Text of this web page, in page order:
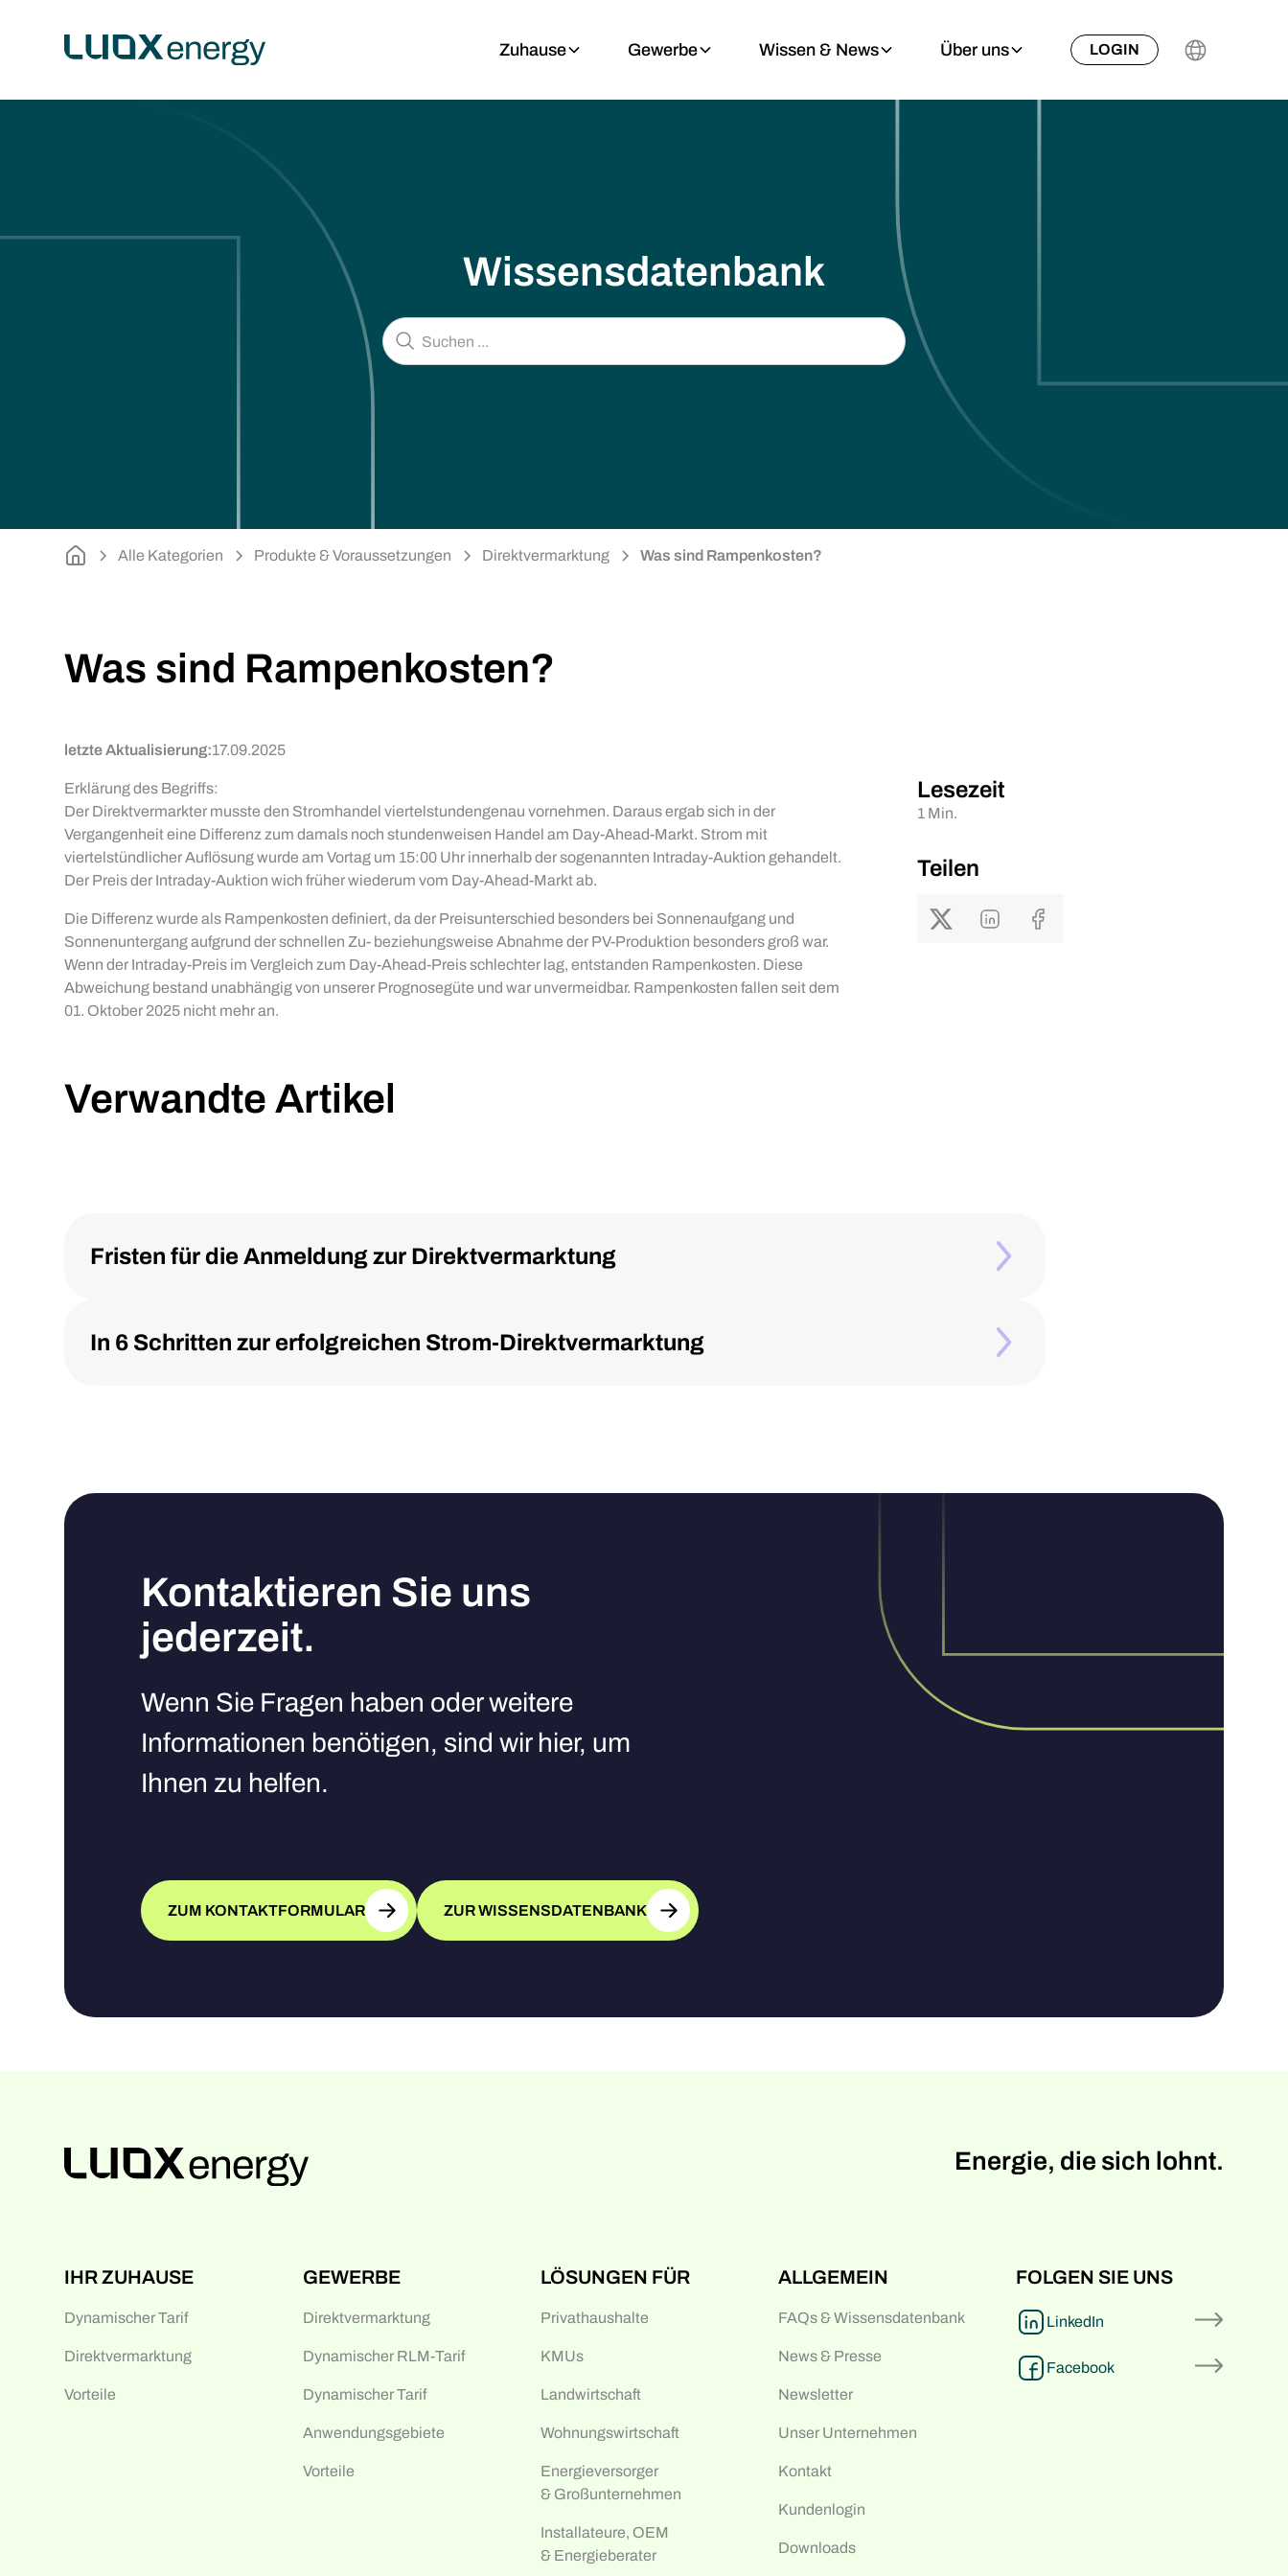
Zuhause Gewerbe Wissen & News Über uns LOGIN
Wissensdatenbank
Alle Kategorien Produkte & Voraussetzungen Direktvermarktung Was sind Rampenkosten?
Was sind Rampenkosten?
letzte Aktualisierung:17.09.2025
Erklärung des Begriffs:
Der Direktvermarkter musste den Stromhandel viertelstundengenau vornehmen. Daraus ergab sich in der
Vergangenheit eine Differenz zum damals noch stundenweisen Handel am Day-Ahead-Markt. Strom mit
viertelstündlicher Auflösung wurde am Vortag um 15:00 Uhr innerhalb der sogenannten Intraday-Auktion gehandelt.
Der Preis der Intraday-Auktion wich früher wiederum vom Day-Ahead-Markt ab.
Die Differenz wurde als Rampenkosten definiert, da der Preisunterschied besonders bei Sonnenaufgang und
Sonnenuntergang aufgrund der schnellen Zu- beziehungsweise Abnahme der PV-Produktion besonders groß war.
Wenn der Intraday-Preis im Vergleich zum Day-Ahead-Preis schlechter lag, entstanden Rampenkosten. Diese
Abweichung bestand unabhängig von unserer Prognosegüte und war unvermeidbar. Rampenkosten fallen seit dem
01. Oktober 2025 nicht mehr an.
Lesezeit
1 Min.
Teilen
Verwandte Artikel
Fristen für die Anmeldung zur Direktvermarktung
In 6 Schritten zur erfolgreichen Strom-Direktvermarktung
Kontaktieren Sie uns
jederzeit.
Wenn Sie Fragen haben oder weitere
Informationen benötigen, sind wir hier, um
Ihnen zu helfen.
ZUM KONTAKTFORMULAR ZUR WISSENSDATENBANK
Energie, die sich lohnt.
IHR ZUHAUSE
Dynamischer Tarif
Direktvermarktung
Vorteile
GEWERBE
Direktvermarktung
Dynamischer RLM-Tarif
Dynamischer Tarif
Anwendungsgebiete
Vorteile
LÖSUNGEN FÜR
Privathaushalte
KMUs
Landwirtschaft
Wohnungswirtschaft
Energieversorger
& Großunternehmen
Installateure, OEM
& Energieberater
ALLGEMEIN
FAQs & Wissensdatenbank
News & Presse
Newsletter
Unser Unternehmen
Kontakt
Kundenlogin
Downloads
FOLGEN SIE UNS
LinkedIn
Facebook